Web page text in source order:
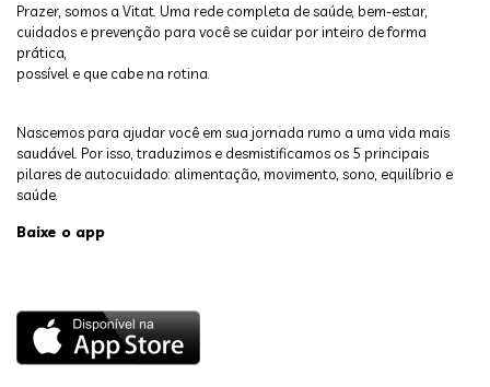
Prazer, somos a Vitat. Uma rede completa de saúde, bem-estar,
cuidados e prevenção para você se cuidar por inteiro de forma
prática,
possível e que cabe na rotina.
Nascemos para ajudar você em sua jornada rumo a uma vida mais
saudável. Por isso, traduzimos e desmistificamos os 5 principais
pilares de autocuidado: alimentação, movimento, sono, equilíbrio e
saúde.
Baixe o app